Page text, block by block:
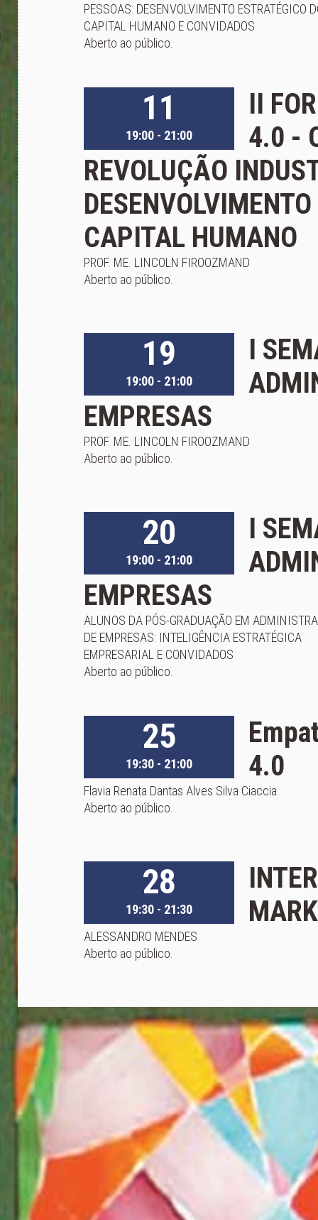
PESSOAS: DESENVOLVIMENTO ESTRATÉGICO
CAPITAL HUMANO E CONVIDADOS
Aberto ao público.
11
19:00 - 21:00
II
4.0 -
REVOLUÇÃO
CAPITAL HUMANO
PROF. ME. LINCOLN FIROOZMAND
Aberto ao público.
19
19:00 - 21:00
I
EMPRESAS
PROF. ME. LINCOLN FIROOZMAND
Aberto ao público.
20
19:00 - 21:00
I
EMPRESAS
ALUNOS DA PÓS-GRADUAÇÃO EM
DE EMPRESAS: INTELIGÊNCIA ESTRATÉGICA
EMPRESARIAL E CONVIDADOS
Aberto ao público.
25
19:30 - 21:00
4.0
Flavia Renata Dantas Alves Silva Ciaccia
Aberto ao público.
28
19:30 - 21:30
ALESSANDRO MENDES
Aberto ao público.